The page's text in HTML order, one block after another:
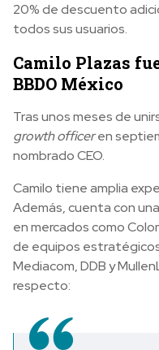
20% de descuento
todos sus usuarios.
Camilo Plazas
BBDO México
Tras unos meses de
growth officeren
nombrado CEO.
Camilo tiene amplia
Además, cuenta con
en mercados como
de equipos
Mediacom, DDB y
respecto: